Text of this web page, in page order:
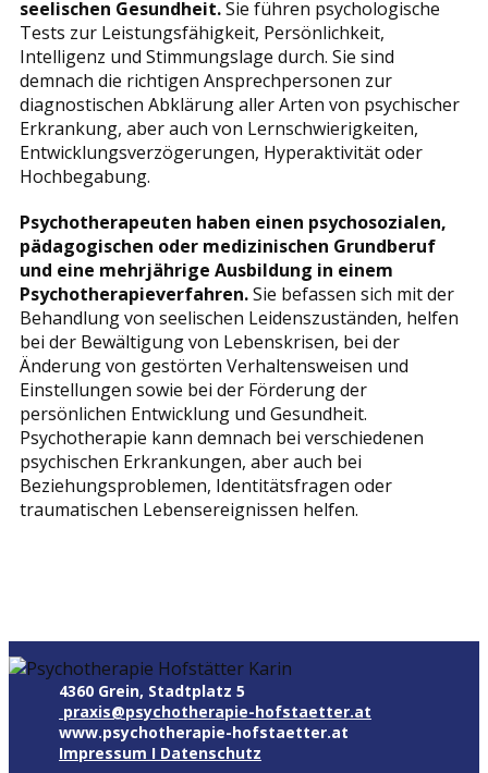
seelischen Gesundheit.Sie führen psychologische
Tests zur Leistungsfähigkeit, Persönlichkeit,
Intelligenz und Stimmungslage durch. Sie sind
demnach die richtigen Ansprechpersonen zur
diagnostischen Abklärung aller Arten von psychischer
Erkrankung, aber auch von Lernschwierigkeiten,
Entwicklungsverzögerungen, Hyperaktivität oder
Hochbegabung.
Psychotherapeuten haben einen psychosozialen,
pädagogischen oder medizinischen Grundberuf
und eine mehrjährige Ausbildung in einem
Psychotherapieverfahren.Sie befassen sich mit der
Behandlung von seelischen Leidenszuständen, helfen
bei der Bewältigung von Lebenskrisen, bei der
Änderung von gestörten Verhaltensweisen und
Einstellungen sowie bei der Förderung der
persönlichen Entwicklung und Gesundheit.
Psychotherapie kann demnach bei verschiedenen
psychischen Erkrankungen, aber auch bei
Beziehungsproblemen, Identitätsfragen oder
traumatischen Lebensereignissen helfen.
4360 Grein, Stadtplatz 5
praxis@psychotherapie-hofstaetter.at
www.psychotherapie-hofstaetter.at
Impressum I Datenschutz